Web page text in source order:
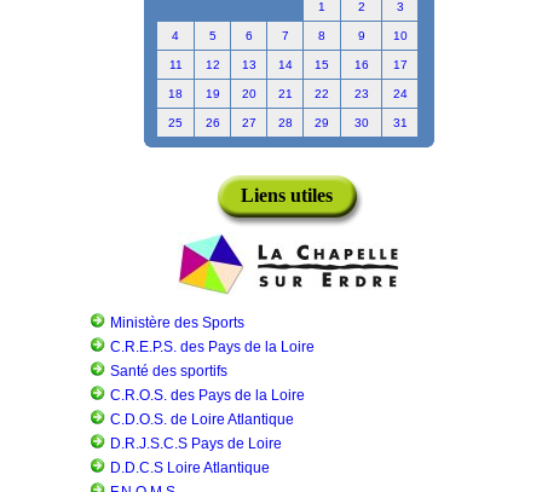
1 2 3
4 5 6 7 8 9 10
11 12 13 14 15 16 17
18 19 20 21 22 23 24
25 26 27 28 29 30 31
Liens utiles
Ministère des Sports
C.R.E.P.S. des Pays de la Loire
Santé des sportifs
C.R.O.S. des Pays de la Loire
C.D.O.S. de Loire Atlantique
D.R.J.S.C.S Pays de Loire
D.D.C.S Loire Atlantique